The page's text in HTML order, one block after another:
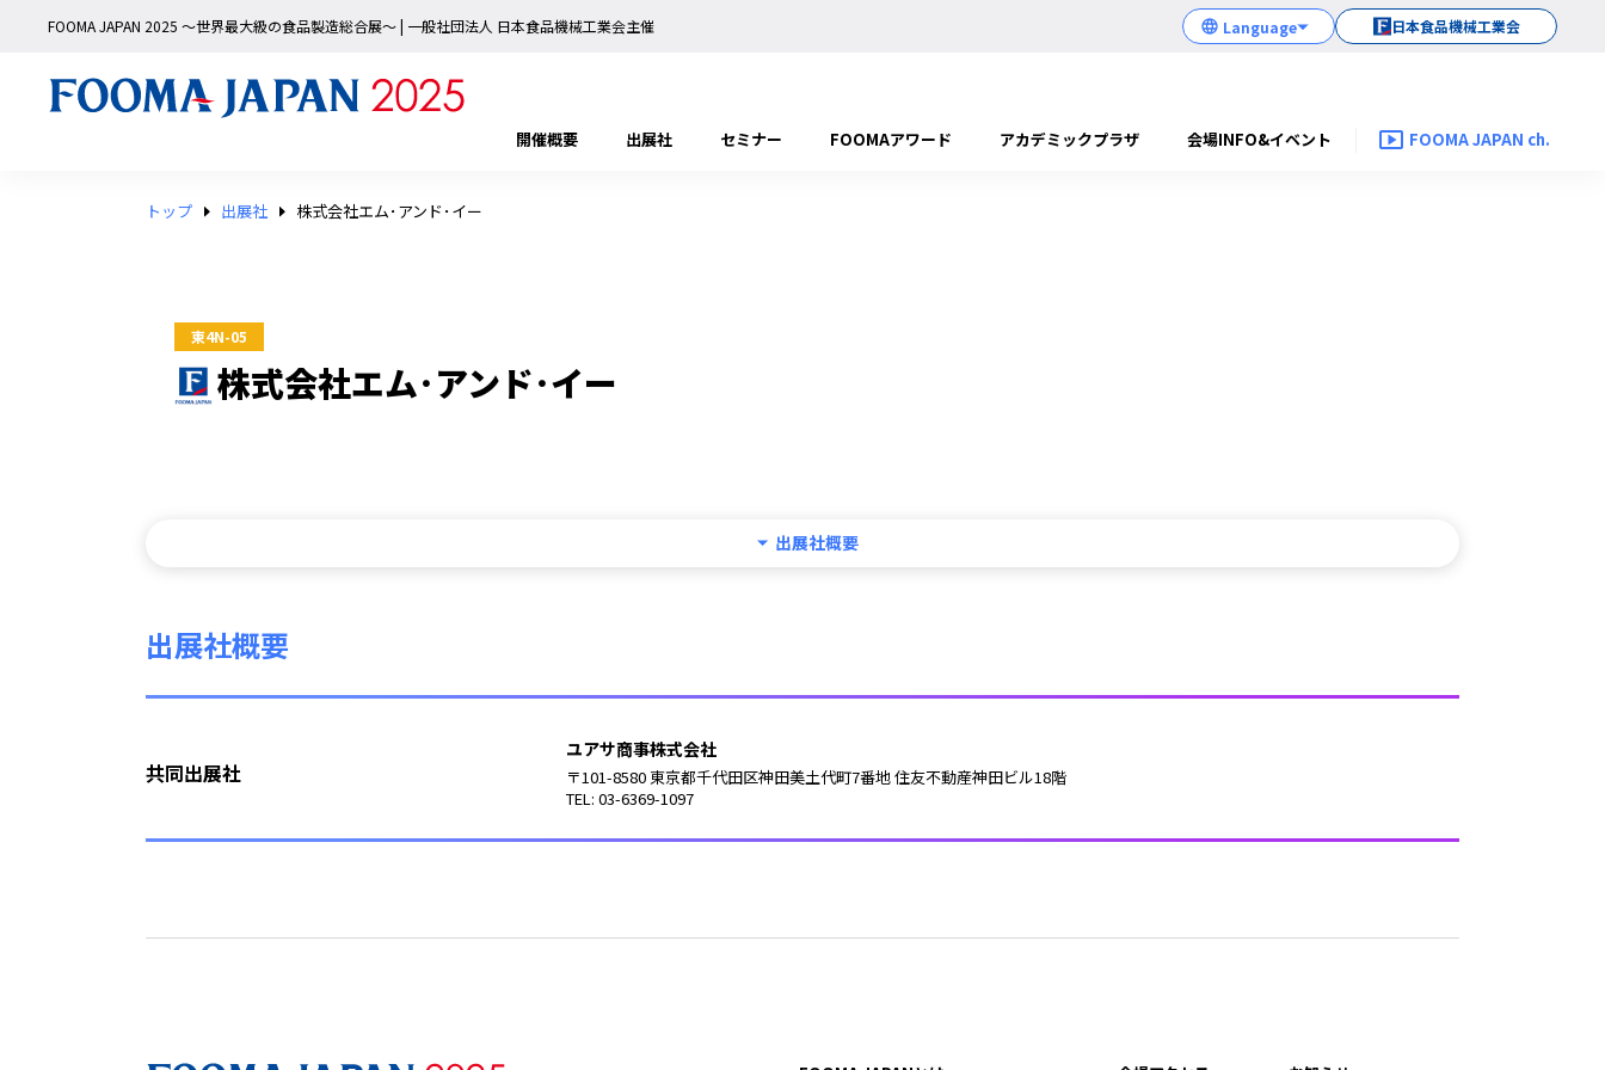
FOOMA JAPAN 2025 〜世界最大級の食品製造総合展〜 | 一般社団法人 日本食品機械工業会主催 日本食品機械工業会
開催概要 出展社 セミナー FOOMAアワード アカデミックプラザ 会場INFO&イベント FOOMA JAPAN ch.
トップ 出展社 株式会社エム･アンド･イー
東4N-05
株式会社エム･アンド･イー
出展社概要
出展社概要
共同出展社
ユアサ商事株式会社
〒101-8580 東京都千代田区神田美土代町7番地 住友不動産神田ビル18階
TEL: 03-6369-1097